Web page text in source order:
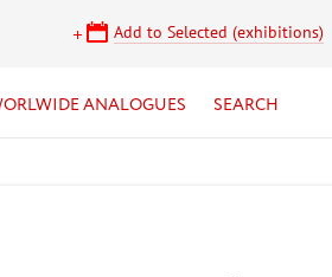
Add to Selected (exhibitions)
ANALOGUES SEARCH